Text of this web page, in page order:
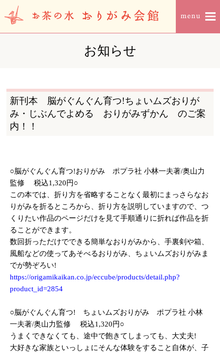
お知らせ
新刊本 脳がぐんぐん育つ!ちょいムズおりが
み・じぶんでよめる おりがみずかん のご案
内！！
○脳がぐんぐん育つ!おりがみ ポプラ社 小林一夫著/奥山力
監修 税込1,320円○
この本では、折り方を省略することなく最初にまっさらなお
りがみを折るところから、折り方を説明していますので、つ
くりたい作品のページだけを見て手順通りに折れば作品を折
ることができます。
数回折っただけでできる簡単なおりがみから、手裏剣や箱、
風船などの使ってあそべるおりがみ、ちょいムズおりがみま
でが勢ぞろい!
https://origamikaikan.co.jp/eccube/products/detail.php?
product_id=2854
○脳がぐんぐん育つ! ちょいムズおりがみ ポプラ社 小林
一夫著/奥山力監修 税込1,320円○
うまくできなくても、途中で飽きてしまっても、大丈夫!
大好きな家族といっしょにそんな体験をすること自体が、子